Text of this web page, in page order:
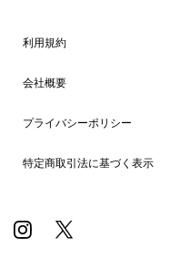
利用規約
会社概要
プライバシーポリシー
特定商取引法に基づく表示